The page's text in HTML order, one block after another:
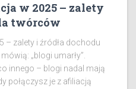
w 2025 – zalety
twórców
– zalety i źródła dochodu
„blogi umarły”.
innego – blogi nadal mają
połączysz je z afiliacją